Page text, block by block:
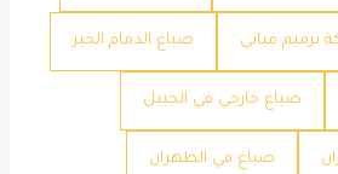
ترميم مباني صباغ الدمام الخبر
صباغ خارجي في الجبيل
صباغ في الظهران